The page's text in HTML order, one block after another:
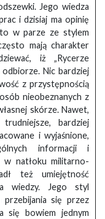
Jego wiedza
i dzisiaj ma opinię
w parze ze stylem
mają charakter
iż „Rycerze
Nic bardziej
z przystępnością
nieobeznanych z
skórze. Nawet,
bardziej
i wyjaśnione,
informacji i
w natłoku militarno-
też umiejętność
wiedzy. Jego styl
się przez
się bowiem jednym